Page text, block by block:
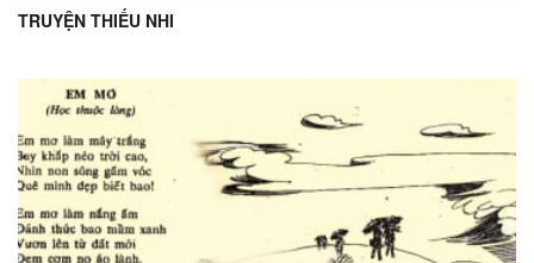
TRUYỆN THIẾU NHI